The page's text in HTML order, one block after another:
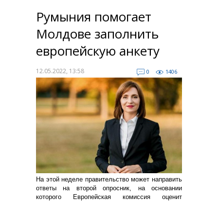
Румыния помогает
Молдове заполнить
европейскую анкету
12.05.2022, 13:58 0 1406
На этой неделе правительство может направить
ответы на второй опросник, на основании
которого Европейская комиссия оценит